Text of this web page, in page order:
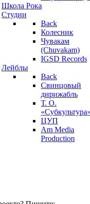
Школа Рока
Студии
Back
Колесник
Чувакам
(Chuvakam)
IGSD Records
Лейблы
Back
Свинцовый
дирижабль
Т. О.
ЦУП
Am Media
Production